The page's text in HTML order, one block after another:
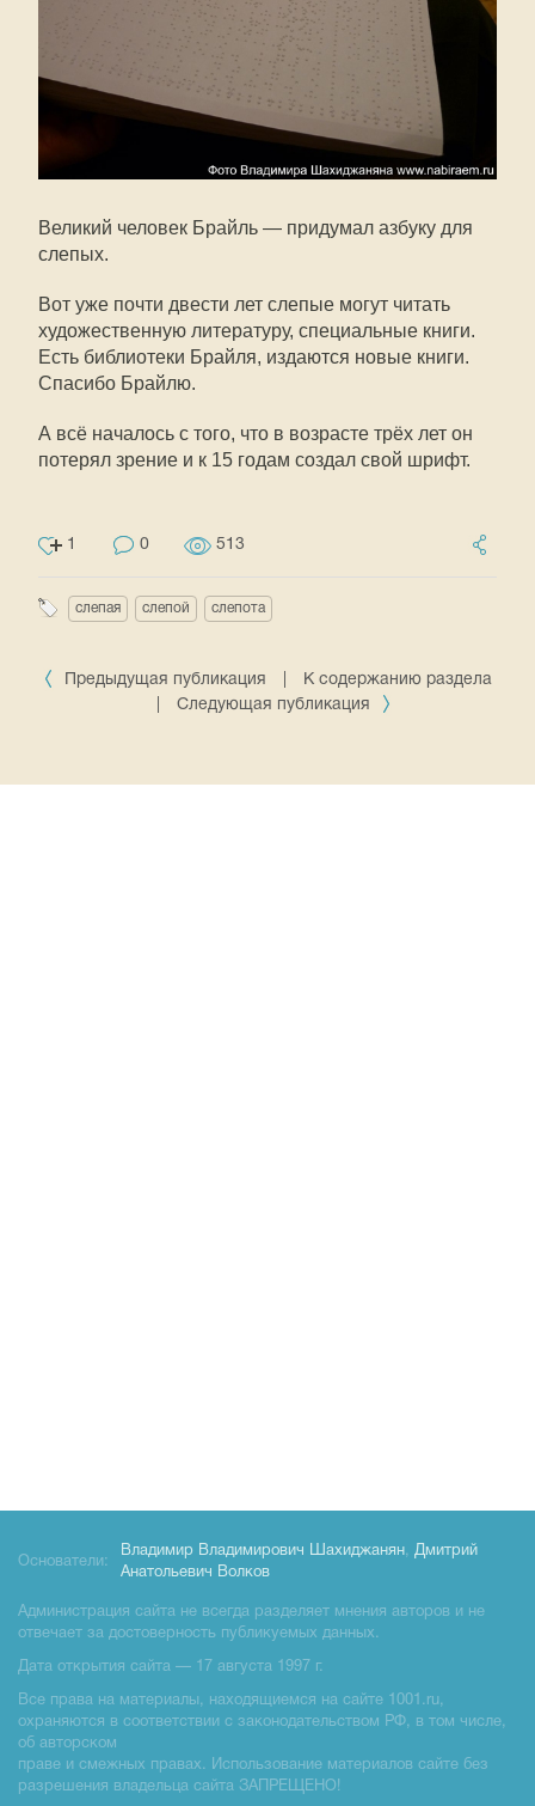
Великий человек Брайль — придумал азбуку для
слепых.
Вот уже почти двести лет слепые могут читать
художественную литературу, специальные книги.
Есть библиотеки Брайля, издаются новые книги.
Спасибо Брайлю.
А всё началось с того, что в возрасте трёх лет он
потерял зрение и к 15 годам создал свой шрифт.
1 0 513
слепая слепой слепота
Предыдущая публикация
К содержанию раздела
Следующая публикация
Основатели:
Владимир Владимирович Шахиджанян, Дмитрий
Анатольевич Волков
Администрация сайта не всегда разделяет мнения авторов и не
отвечает за достоверность публикуемых данных.
Дата открытия сайта — 17 августа 1997 г.
Все права на материалы, находящиемся на сайте 1001.ru,
охраняются в соответствии с законодательством РФ, в том числе,
об авторском
праве и смежных правах. Использование материалов сайте без
разрешения владельца сайта ЗАПРЕЩЕНО!